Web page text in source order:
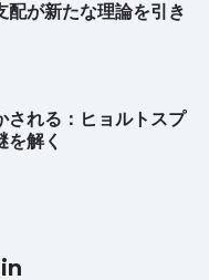
配が新たな理論を引き
される：ヒョルトスプ
を解く